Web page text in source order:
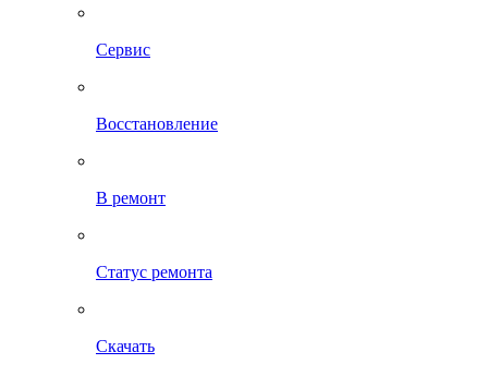
Сервис
Восстановление
В ремонт
Статус ремонта
Скачать